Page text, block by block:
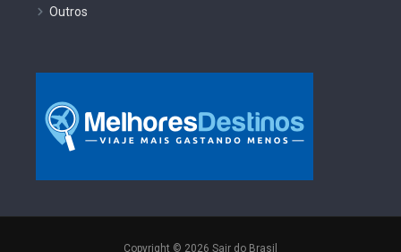
Outros
Copyright © 2026 Sair do Brasil